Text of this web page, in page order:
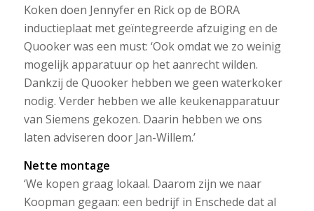
Koken doen Jennyfer en Rick op de BORA
inductieplaat met geïntegreerde afzuiging en de
Quooker was een must: ‘Ook omdat we zo weinig
mogelijk apparatuur op het aanrecht wilden.
Dankzij de Quooker hebben we geen waterkoker
nodig. Verder hebben we alle keukenapparatuur
van Siemens gekozen. Daarin hebben we ons
laten adviseren door Jan-Willem.’
Nette montage
‘We kopen graag lokaal. Daarom zijn we naar
Koopman gegaan: een bedrijf in Enschede dat al